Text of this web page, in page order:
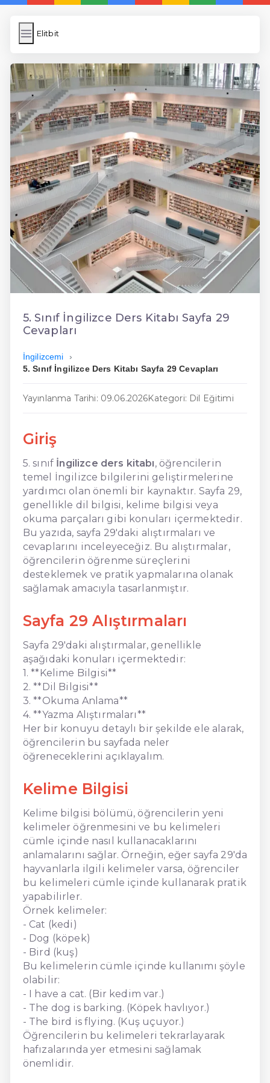
Elitbit
Elitbit
Bilder Hochladen
Wordpress Cache
Anasayfa
5 Günde İngilizce
İngilizce
Dil Eğitimi
En Hızlı İngilizce
En Kolay İngilizce
En Ucuz İngilizce
En Uygun İngilizce
Hızlı İngilizce
5. Sınıf İngilizce Ders Kitabı Sayfa 29
Cevapları
İngilizcemi
5. Sınıf İngilizce Ders Kitabı Sayfa 29 Cevapları
Yayınlanma Tarihi: 09.06.2026Kategori: Dil Eğitimi
Giriş
5. sınıf İngilizce ders kitabı, öğrencilerin
temel İngilizce bilgilerini geliştirmelerine
yardımcı olan önemli bir kaynaktır. Sayfa 29,
genellikle dil bilgisi, kelime bilgisi veya
okuma parçaları gibi konuları içermektedir.
Bu yazıda, sayfa 29'daki alıştırmaları ve
cevaplarını inceleyeceğiz. Bu alıştırmalar,
öğrencilerin öğrenme süreçlerini
desteklemek ve pratik yapmalarına olanak
sağlamak amacıyla tasarlanmıştır.
Sayfa 29 Alıştırmaları
Sayfa 29'daki alıştırmalar, genellikle
aşağıdaki konuları içermektedir:
1. **Kelime Bilgisi**
2. **Dil Bilgisi**
3. **Okuma Anlama**
4. **Yazma Alıştırmaları**
Her bir konuyu detaylı bir şekilde ele alarak,
öğrencilerin bu sayfada neler
öğreneceklerini açıklayalım.
Kelime Bilgisi
Kelime bilgisi bölümü, öğrencilerin yeni
kelimeler öğrenmesini ve bu kelimeleri
cümle içinde nasıl kullanacaklarını
anlamalarını sağlar. Örneğin, eğer sayfa 29'da
hayvanlarla ilgili kelimeler varsa, öğrenciler
bu kelimeleri cümle içinde kullanarak pratik
yapabilirler.
Örnek kelimeler:
- Cat (kedi)
- Dog (köpek)
- Bird (kuş)
Bu kelimelerin cümle içinde kullanımı şöyle
olabilir:
- I have a cat. (Bir kedim var.)
- The dog is barking. (Köpek havlıyor.)
- The bird is flying. (Kuş uçuyor.)
Öğrencilerin bu kelimeleri tekrarlayarak
hafızalarında yer etmesini sağlamak
önemlidir.